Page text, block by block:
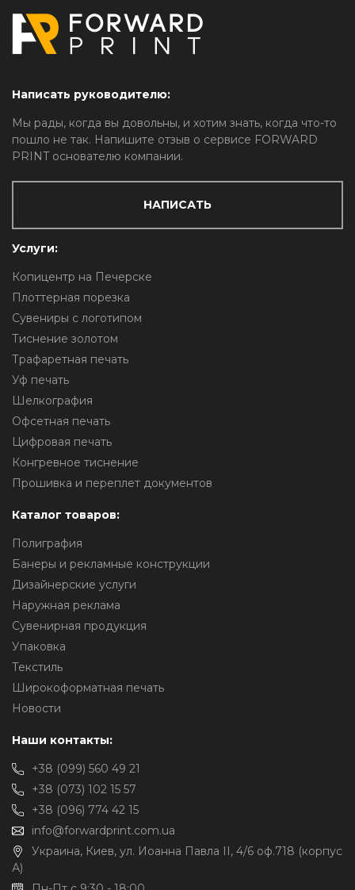
Написать руководителю:
Мы рады, когда вы довольны, и хотим знать, когда что-то
пошло не так. Напишите отзыв о сервисе FORWARD
PRINT основателю компании.
НАПИСАТЬ
Услуги:
Копицентр на Печерске
Плоттерная порезка
Сувениры с логотипом
Тиснение золотом
Трафаретная печать
Уф печать
Шелкография
Офсетная печать
Цифровая печать
Конгревное тиснение
Прошивка и переплет документов
Каталог товаров:
Полиграфия
Банеры и рекламные конструкции
Дизайнерские услуги
Наружная реклама
Сувенирная продукция
Упаковка
Текстиль
Широкоформатная печать
Новости
Наши контакты:
+38 (099) 560 49 21
+38 (073) 102 15 57
+38 (096) 774 42 15
info@forwardprint.com.ua
Украина, Киев, ул. Иоанна Павла II, 4/6 оф.718 (корпус
А)